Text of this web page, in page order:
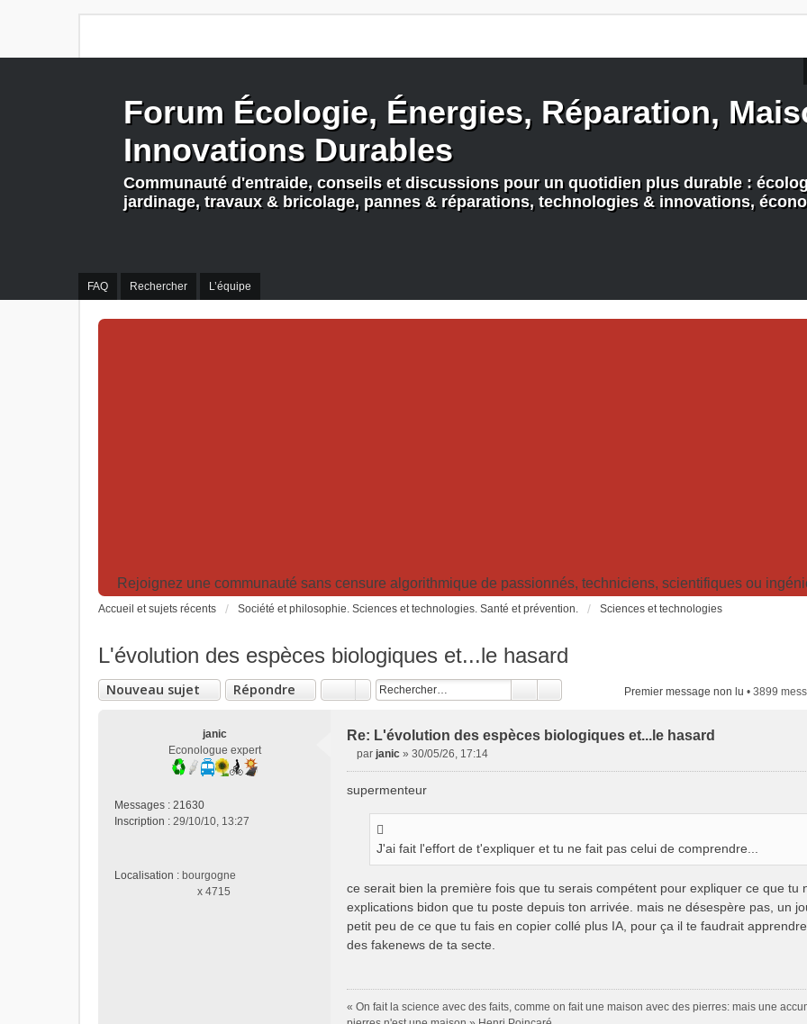
FAQ Rechercher L’équipe
Forum Écologie, Énergies, Réparation,
Innovations Durables
Communauté d'entraide, conseils et discussions pour un quotidien plus durable :
jardinage, travaux & bricolage, pannes & réparations, technologies & innovations,
Rejoignez une communauté sans censure algorithmique de passionnés, techniciens, scientifiques ou
Accueil et sujets récents Société et philosophie. Sciences et technologies. Santé et prévention. Sciences et technologies
L'évolution des espèces biologiques et...le hasard
Nouveau sujet Répondre Premier message non lu • 3899
janic
Econologue expert
Messages : 21630
Inscription : 29/10/10, 13:27
Localisation : bourgogne
x 4715
Re: L'évolution des espèces biologiques et...le hasard
s
o
n
l
u
par janic » 30/05/26, 17:14
supermenteur
J'ai fait l'effort de t'expliquer et tu ne fait pas celui de comprendre...
ce serait bien la première fois que tu serais compétent pour expliquer ce que tu
explications bidon que tu poste depuis ton arrivée. mais ne désespère pas, un
petit peu de ce que tu fais en copier collé plus IA, pour ça il te faudrait
des fakenews de ta secte.
« On fait la science avec des faits, comme on fait une maison avec des pierres: mais une